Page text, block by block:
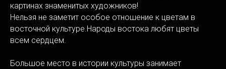
картинах знаменитых художников!
Нельзя не заметит особое отношение к цветам в
восточной культуре.Народы востока любят цветы
всем сердцем.
Большое место в истории культуры занимает